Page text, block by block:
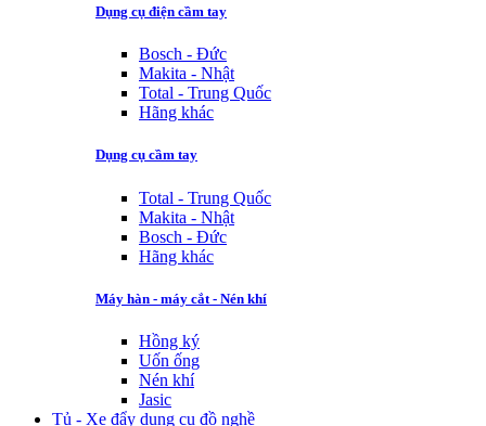
Dụng cụ điện cầm tay
Bosch - Đức
Makita - Nhật
Total - Trung Quốc
Hãng khác
Dụng cụ cầm tay
Total - Trung Quốc
Makita - Nhật
Bosch - Đức
Hãng khác
Máy hàn - máy cắt - Nén khí
Hồng ký
Uốn ống
Nén khí
Jasic
Tủ - Xe đẩy dụng cụ đồ nghề